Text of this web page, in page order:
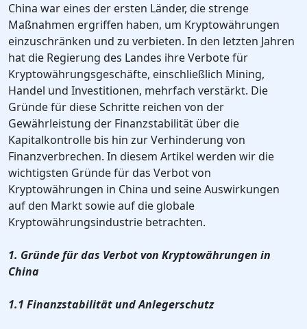
China war eines der ersten Länder, die strenge
Maßnahmen ergriffen haben, um Kryptowährungen
einzuschränken und zu verbieten. In den letzten Jahren
hat die Regierung des Landes ihre Verbote für
Kryptowährungsgeschäfte, einschließlich Mining,
Handel und Investitionen, mehrfach verstärkt. Die
Gründe für diese Schritte reichen von der
Gewährleistung der Finanzstabilität über die
Kapitalkontrolle bis hin zur Verhinderung von
Finanzverbrechen. In diesem Artikel werden wir die
wichtigsten Gründe für das Verbot von
Kryptowährungen in China und seine Auswirkungen
auf den Markt sowie auf die globale
Kryptowährungsindustrie betrachten.
1. Gründe für das Verbot von Kryptowährungen in
China
1.1 Finanzstabilität und Anlegerschutz